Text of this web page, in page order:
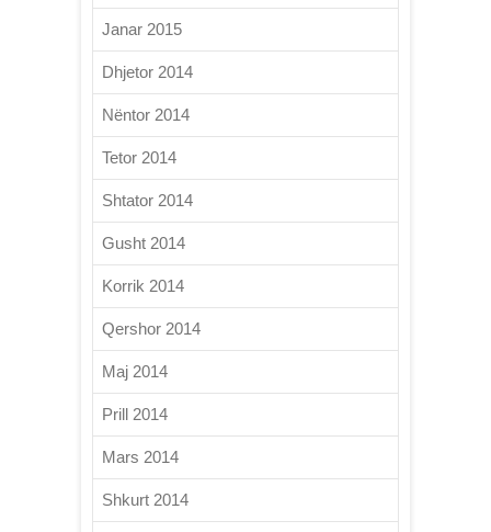
Janar 2015
Dhjetor 2014
Nëntor 2014
Tetor 2014
Shtator 2014
Gusht 2014
Korrik 2014
Qershor 2014
Maj 2014
Prill 2014
Mars 2014
Shkurt 2014